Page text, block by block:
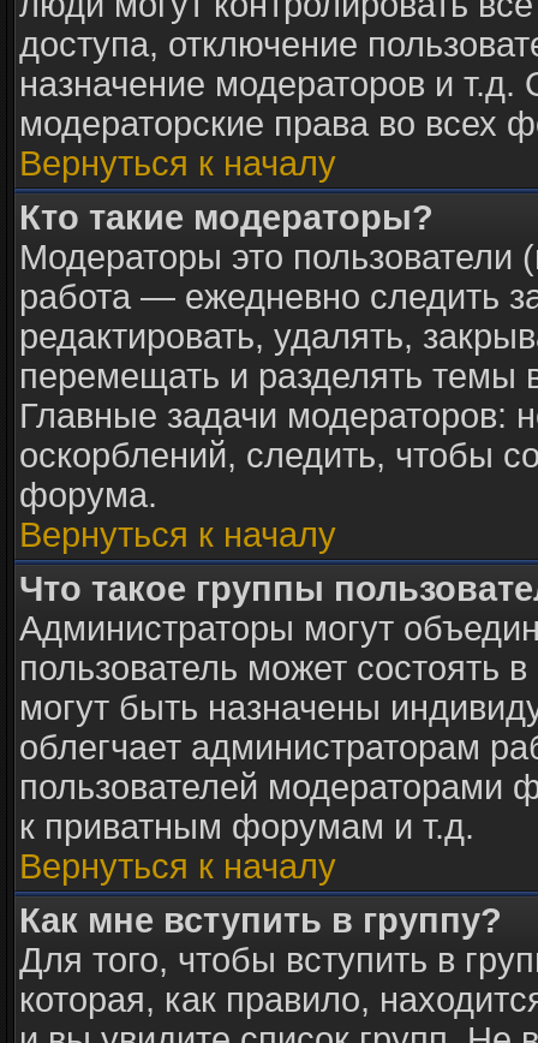
доступа, отключение
назначение модераторов и
модераторские права во всех
Вернуться к началу
Кто такие модераторы?
Модераторы это пользователи
работа — ежедневно следить
редактировать, удалять,
перемещать и разделять темы
Главные задачи модераторов:
оскорблений, следить, чтобы
форума.
Вернуться к началу
Что такое группы
Администраторы могут
пользователь может состоять
могут быть назначены
облегчает администраторам
пользователей модераторами
к приватным форумам и т.д.
Вернуться к началу
Как мне вступить в группу?
Для того, чтобы вступить в
которая, как правило,